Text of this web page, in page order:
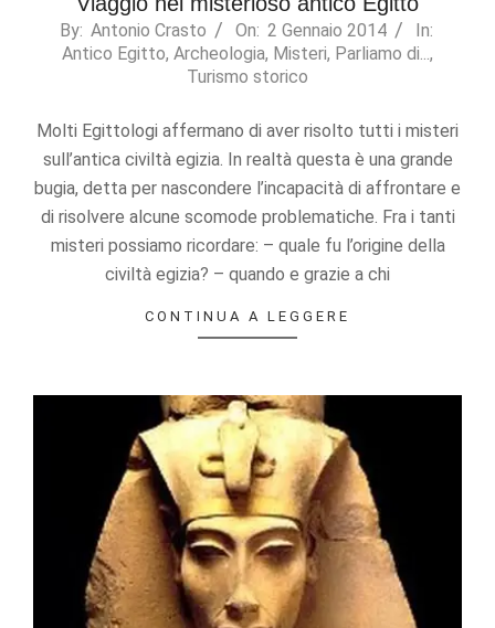
2014-
By: Antonio Crasto On: 2 Gennaio 2014
In:
Antico Egitto, Archeologia, Misteri, Parliamo di... ,
Turismo storico
Molti Egittologi affermano di aver risolto tutti i misteri
sull’antica civiltà egizia. In realtà questa è una grande
bugia, detta per nascondere l’incapacità di affrontare e
di risolvere alcune scomode problematiche. Fra i tanti
misteri possiamo ricordare: – quale fu l’origine della
civiltà egizia? – quando e grazie a chi
CONTINUA A LEGGERE